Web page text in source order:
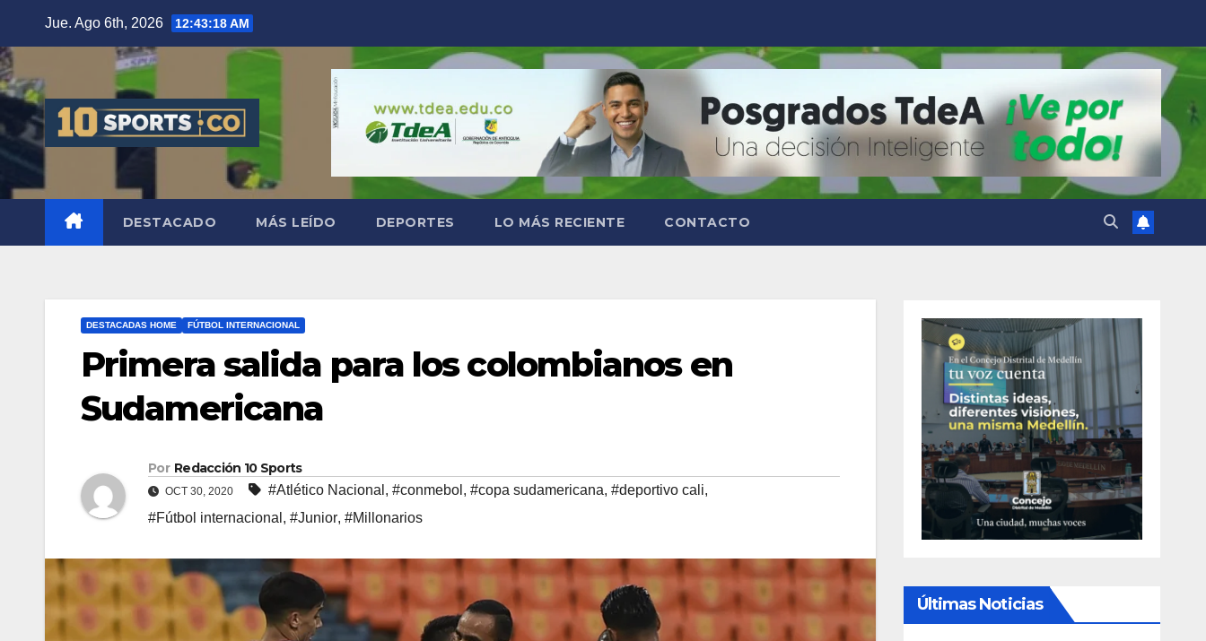
Jue. Ago 6th, 2026 12:43:19 AM
DESTACADO MÁS LEÍDO DEPORTES LO MÁS RECIENTE CONTACTO
DESTACADAS HOME FÚTBOL INTERNACIONAL
Primera salida para los colombianos en
Sudamericana
Por Redacción 10 Sports
OCT 30, 2020 #Atlético Nacional , #conmebol , #copa sudamericana, #deportivo cali,
#Fútbol internacional , #Junior, #Millonarios
Últimas Noticias